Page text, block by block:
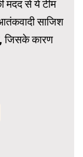
मदद से ये टीम
साजिश
जिसके कारण